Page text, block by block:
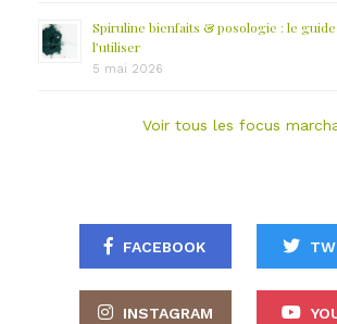
Spiruline bienfaits & posologie : le
l’utiliser
5 mai 2026
Voir tous les focus
FACEBOOK
INSTAGRAM